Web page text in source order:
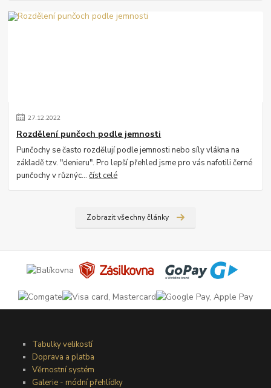
27.12.2022
Rozdělení punčoch podle jemnosti
Punčochy se často rozdělují podle jemnosti nebo síly vlákna na
základě tzv. "denieru". Pro lepší přehled jsme pro vás nafotili černé
punčochy v různýc...číst celé
Zobrazit všechny články
Tabulky velikostí
Doprava a platba
Věrnostní systém
Galerie - módní přehlídky